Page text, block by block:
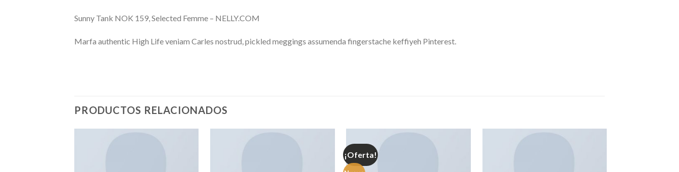
Sunny Tank NOK 159, Selected Femme – NELLY.COM
Marfa authentic High Life veniam Carles nostrud, pickled meggings assumenda fingerstache keffiyeh Pinterest.
PRODUCTOS RELACIONADOS
¡Oferta!